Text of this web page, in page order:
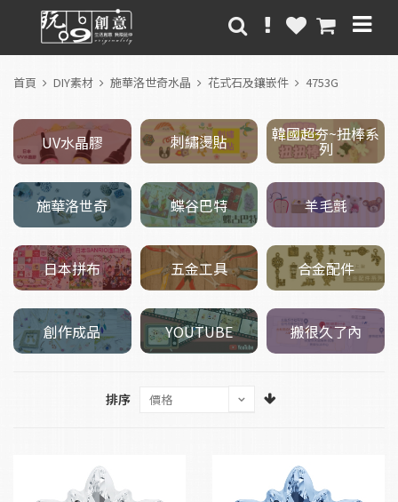
首頁 DIY素材 施華洛世奇水晶 花式石及鑲嵌件 4753G
UV水晶膠 刺繡燙貼 韓國超夯~扭棒系
列
施華洛世奇 蝶谷巴特 羊毛氈
日本拼布 五金工具 合金配件
創作成品 YOUTUBE 搬很久了內
排序